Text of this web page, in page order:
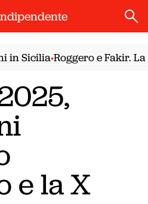
•Roggero e Fakir. La
e la X